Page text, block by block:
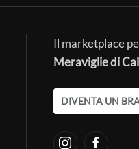
Il marketplace
Meraviglie di
DIVENTA UN